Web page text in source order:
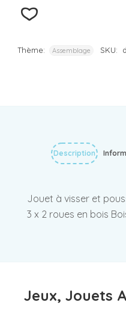
Thème: Assemblage SKU:
Description
Jouet à visser et
3 x 2 roues en bois
Jeux, Jouets